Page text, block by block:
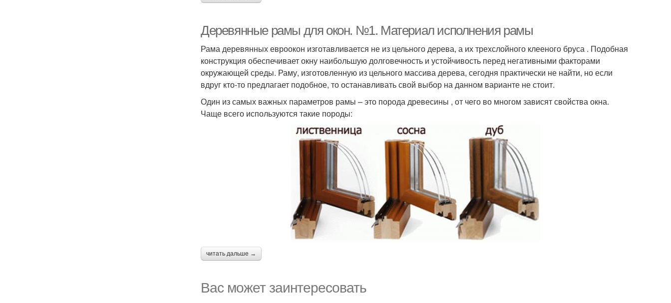
Деревянные рамы для окон. №1. Материал исполнения рамы
Рама деревянных евроокон изготавливается не из цельного дерева, а их трехслойного клееного бруса . Подобная
конструкция обеспечивает окну наибольшую долговечность и устойчивость перед негативными факторами
окружающей среды. Раму, изготовленную из цельного массива дерева, сегодня практически не найти, но если
вдруг кто-то предлагает подобное, то останавливать свой выбор на данном варианте не стоит.
Один из самых важных параметров рамы – это порода древесины , от чего во многом зависят свойства окна.
Чаще всего используются такие породы:
читать дальше →
Вас может заинтересовать